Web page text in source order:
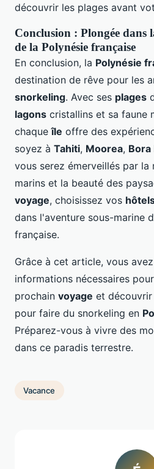
découvrir les plages avant
Conclusion : Plongée dans
de la Polynésie française
En conclusion, la Polynésie
destination de rêve pour les
snorkeling. Avec ses plages
lagons cristallins et sa faune
chaqueîle offre des
soyez à Tahiti, Moorea, Bora
vous serez émerveillés par la
marins et la beauté des
voyage, choisissez vos
dans l'aventure sous-marine
française.
Grâce à cet article, vous
informations nécessaires
prochain voyage et découvrir
pour faire du snorkeling en
Préparez-vous à vivre des
dans ce paradis terrestre.
Vacance